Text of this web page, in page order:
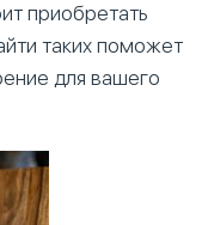
приобретать
таких поможет
для вашего